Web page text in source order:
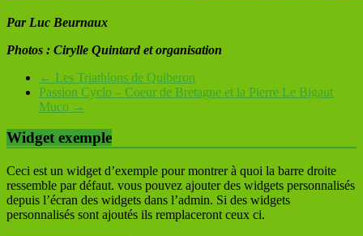
Par Luc Beurnaux
Photos : Cirylle Quintard et organisation
← Les Triathlons de Quiberon
Passion Cyclo – Coeur de Bretagne et la Pierre Le Bigaut
Muco →
Widget exemple
Ceci est un widget d’exemple pour montrer à quoi la barre droite
ressemble par défaut. vous pouvez ajouter des widgets personnalisés
depuis l’écran des widgets dans l’admin. Si des widgets
personnalisés sont ajoutés ils remplaceront ceux ci.